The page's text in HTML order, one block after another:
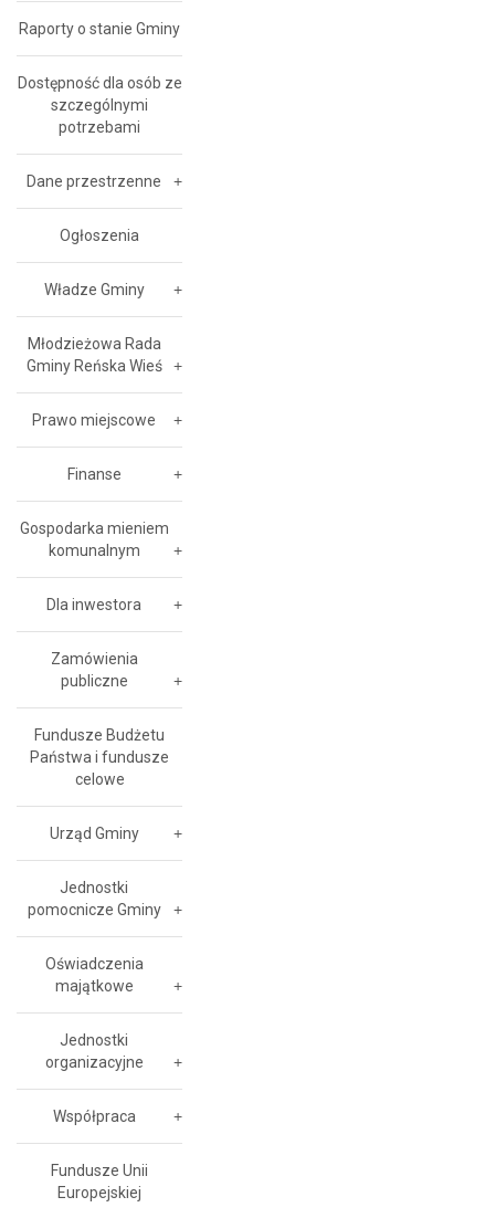
Raporty o stanie Gminy
Dostępność dla osób ze
szczególnymi
potrzebami
Dane przestrzenne
Ogłoszenia
Władze Gminy
Młodzieżowa Rada
Gminy Reńska Wieś
Prawo miejscowe
Finanse
Gospodarka mieniem
komunalnym
Dla inwestora
Zamówienia
publiczne
Fundusze Budżetu
Państwa i fundusze
celowe
Urząd Gminy
Jednostki
pomocnicze Gminy
Oświadczenia
majątkowe
Jednostki
organizacyjne
Współpraca
Fundusze Unii
Europejskiej